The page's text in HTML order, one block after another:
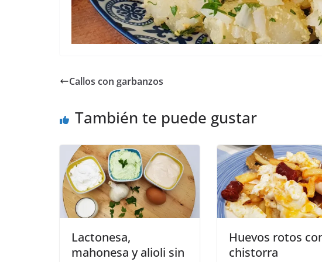
Callos con garbanzos
También te puede gustar
Lactonesa,
mahonesa y alioli sin
Huevos rotos
chistorra